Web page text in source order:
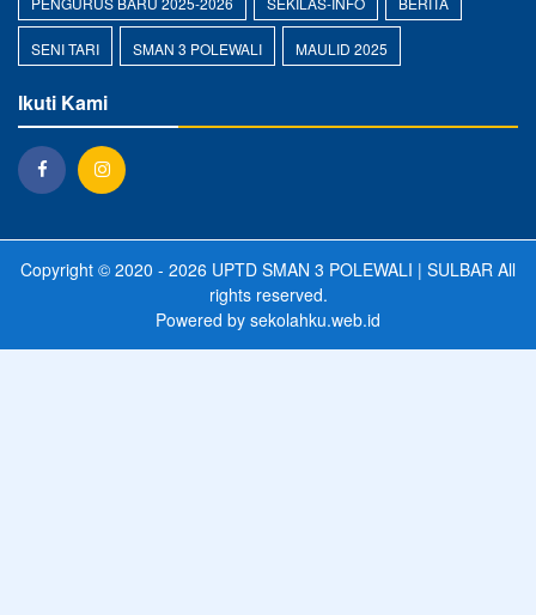
SENI TARI SMAN 3 POLEWALI MAULID 2025
Ikuti Kami
Copyright © 2020 - 2026 UPTD SMAN 3 POLEWALI | SULBAR All
rights reserved.
Powered by sekolahku.web.id